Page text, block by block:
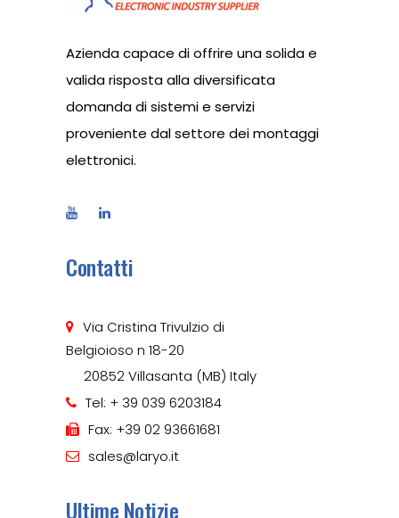
Azienda capace di offrire una solida e
valida risposta alla diversificata
domanda di sistemi e servizi
proveniente dal settore dei montaggi
elettronici.
Contatti
Via Cristina Trivulzio di
Belgioioso n 18-20
20852 Villasanta (MB) Italy
Tel: + 39 039 6203184
Fax: +39 02 93661681
sales@laryo.it
Ultime Notizie